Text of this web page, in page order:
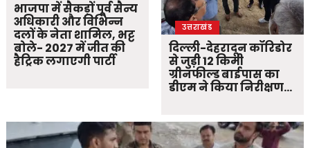
भाजपा में सैकड़ों पूर्व सैन्य
अधिकारी और विभिन्न
दलों के नेता शामिल, भट्ट
बोले- 2027 में जीत की
हैट्रिक लगाएगी पार्टी
उत्तराखंड
दिल्ली-देहरादून कॉरिडोर
से जुड़ी 12 किमी
ग्रीनफील्ड बाईपास का
डीएम ने किया निरीक्षण…